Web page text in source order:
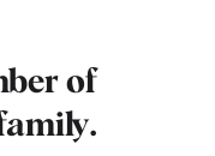
of